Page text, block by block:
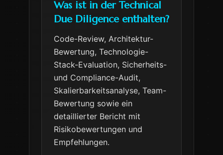
Was ist in der Technical
Due Diligence enthalten?
Code-Review, Architektur-
Bewertung, Technologie-
Stack-Evaluation, Sicherheits-
und Compliance-Audit,
Skalierbarkeitsanalyse, Team-
Bewertung sowie ein
detaillierter Bericht mit
Risikobewertungen und
Empfehlungen.